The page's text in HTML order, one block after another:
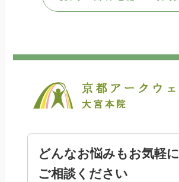
どんなお悩みもお気軽に
ご相談ください